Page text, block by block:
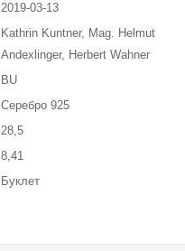
2019-03-13
Kathrin Kuntner, Mag. Helmut
Andexlinger, Herbert Wahner
BU
Серебро 925
28,5
8,41
Буклет